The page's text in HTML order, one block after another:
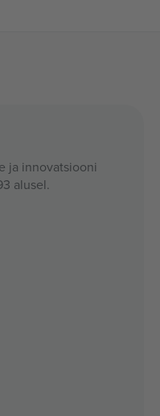
ja innovatsiooni
alusel.